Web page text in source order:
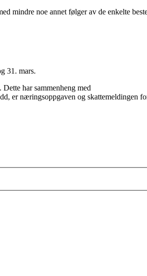
mindre noe annet følger av de enkelte
31. mars.
har sammenheng med
er næringsoppgaven og skattemeldingen